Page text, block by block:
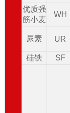
优质强
筋小麦
WH
尿素 UR
硅铁
SF